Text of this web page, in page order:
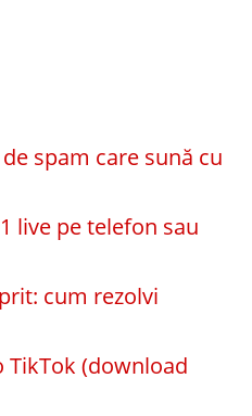
spam care sună cu
live pe telefon sau
cum rezolvi
TikTok (download